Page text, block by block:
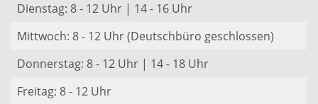
Dienstag: 8 - 12 Uhr | 14 - 16 Uhr
Mittwoch: 8 - 12 Uhr (Deutschbüro geschlossen)
Donnerstag: 8 - 12 Uhr | 14 - 18 Uhr
Freitag: 8 - 12 Uhr